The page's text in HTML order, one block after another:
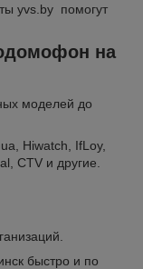
yvs.by помогут
на
моделей до
Hiwatch, IfLoy,
CTV и другие.
быстро и по